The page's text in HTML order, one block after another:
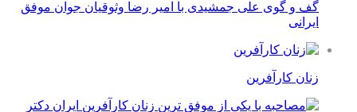
گف و گوی علی جمشیدی با امیر رضا وثوقیان جوان موفق
ایرانی
زنان کارآفرین